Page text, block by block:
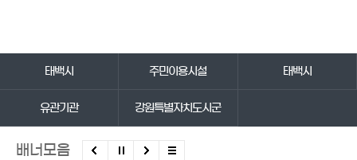
태백시 주민이용시설 태백시
유관기관 강원특별자치도시군
배너모음